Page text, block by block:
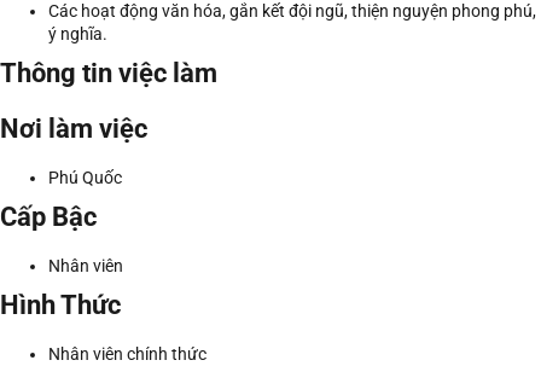
Các hoạt động văn hóa, gắn kết đội ngũ, thiện nguyện phong phú,
ý nghĩa.
Thông tin việc làm
Nơi làm việc
Phú Quốc
Cấp Bậc
Nhân viên
Hình Thức
Nhân viên chính thức